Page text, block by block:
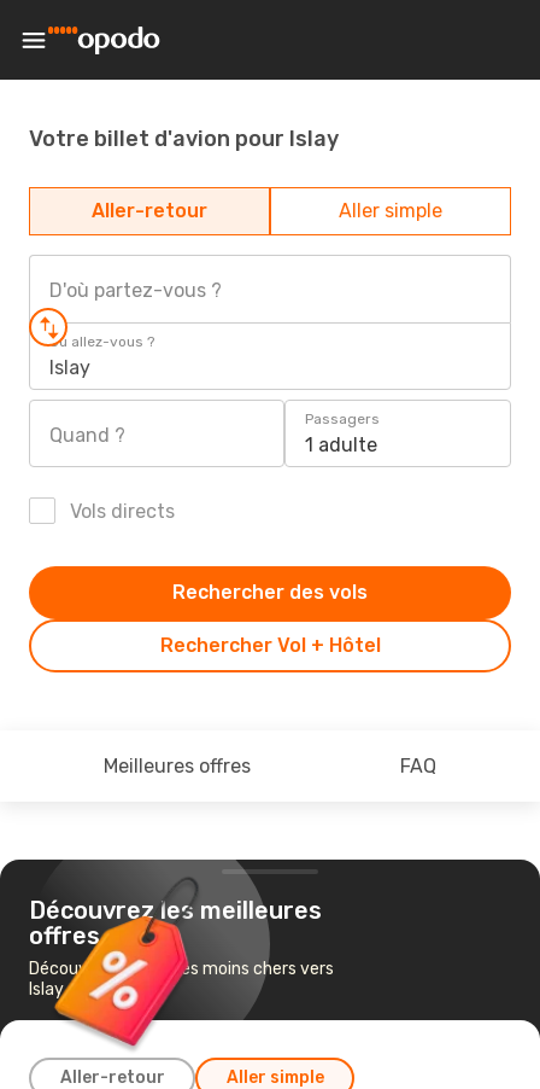
Votre billet d'avion pour Islay
Aller-retour Aller simple
D'où partez-vous ?
Où allez-vous ?
Islay
Quand ?
Passagers
1 adulte
Vols directs
Rechercher Vol + Hôtel
Rechercher des vols
Meilleures offres FAQ
Découvrez les meilleures
offres
Découvrez les vols les moins chers vers
Islay
Aller-retour Aller simple